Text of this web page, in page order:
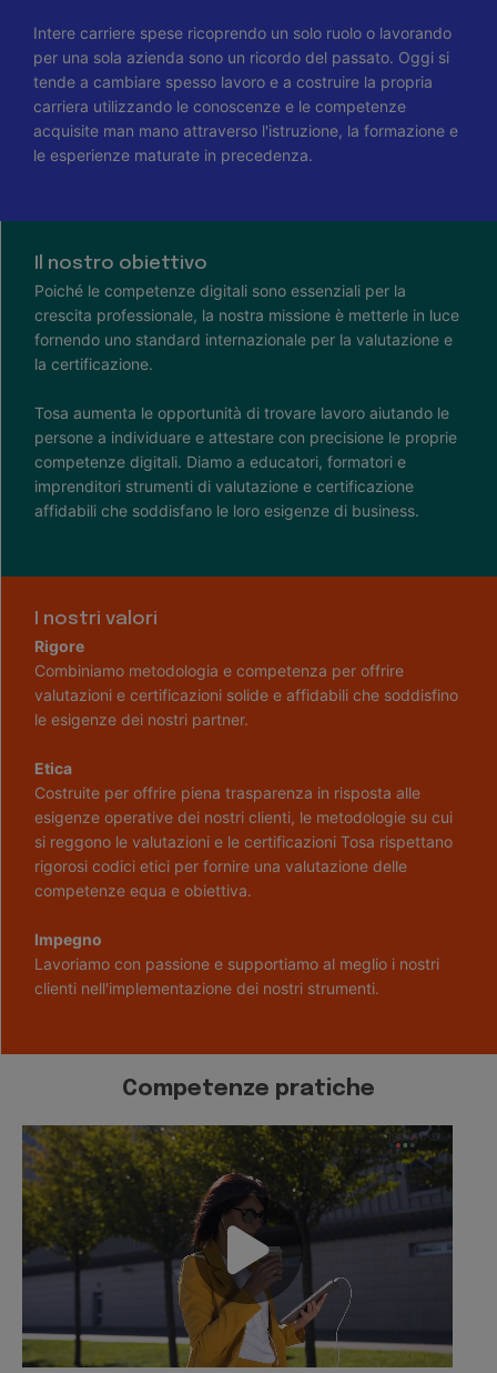
Intere carriere spese ricoprendo un solo ruolo o lavorando
per una sola azienda sono un ricordo del passato. Oggi si
tende a cambiare spesso lavoro e a costruire la propria
carriera utilizzando le conoscenze e le competenze
acquisite man mano attraverso l'istruzione, la formazione e
le esperienze maturate in precedenza.
Il nostro obiettivo
Poiché le competenze digitali sono essenziali per la
crescita professionale, la nostra missione è metterle in luce
fornendo uno standard internazionale per la valutazione e
la certificazione.
Tosa aumenta le opportunità di trovare lavoro aiutando le
persone a individuare e attestare con precisione le proprie
competenze digitali. Diamo a educatori, formatori e
imprenditori strumenti di valutazione e certificazione
affidabili che soddisfano le loro esigenze di business.
I nostri valori
Rigore
Combiniamo metodologia e competenza per offrire
valutazioni e certificazioni solide e affidabili che soddisfino
le esigenze dei nostri partner.
Etica
Costruite per offrire piena trasparenza in risposta alle
esigenze operative dei nostri clienti, le metodologie su cui
si reggono le valutazioni e le certificazioni Tosa rispettano
rigorosi codici etici per fornire una valutazione delle
competenze equa e obiettiva.
Impegno
Lavoriamo con passione e supportiamo al meglio i nostri
clienti nell'implementazione dei nostri strumenti.
Competenze pratiche